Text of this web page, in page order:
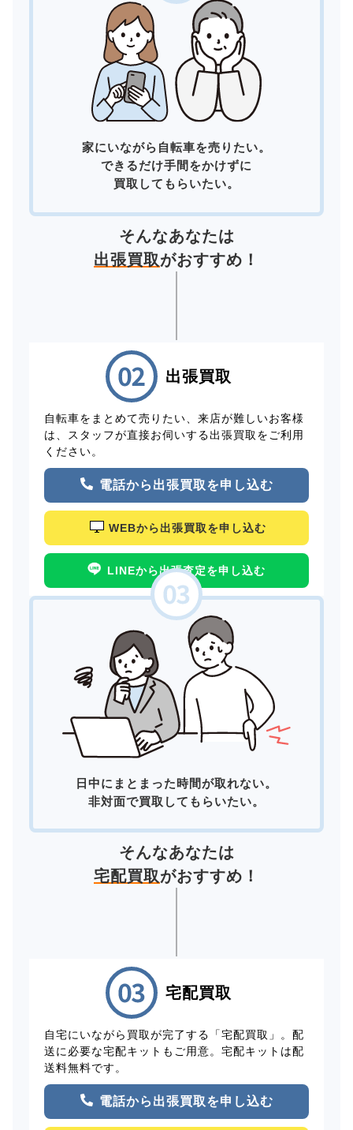
家にいながら自転車を売りたい。
できるだけ手間をかけずに
買取してもらいたい。
そんなあなたは
出張買取がおすすめ！
出張買取
自転車をまとめて売りたい、来店が難しいお客様
は、スタッフが直接お伺いする出張買取をご利用
ください。
電話から出張買取を申し込む
WEBから出張買取を申し込む
LINEから出張査定を申し込む
日中にまとまった時間が取れない。
非対面で買取してもらいたい。
そんなあなたは
宅配買取がおすすめ！
宅配買取
自宅にいながら買取が完了する「宅配買取」。配
送に必要な宅配キットもご用意。宅配キットは配
送料無料です。
電話から出張買取を申し込む